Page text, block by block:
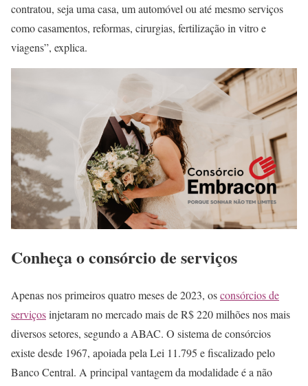
contratou, seja uma casa, um automóvel ou até mesmo serviços
como casamentos, reformas, cirurgias, fertilização in vitro e
viagens”, explica.
Conheça o consórcio de serviços
Apenas nos primeiros quatro meses de 2023, osconsórcios de
serviçosinjetaram no mercado mais de R$ 220 milhões nos mais
diversos setores, segundo a ABAC. O sistema de consórcios
existe desde 1967, apoiada pela Lei 11.795 e fiscalizado pelo
Banco Central. A principal vantagem da modalidade é a não